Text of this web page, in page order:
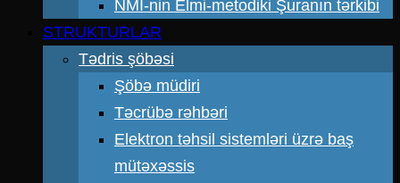
NMİ-nin Elmi-metodiki Şuranın tərkibi
STRUKTURLAR
Tədris şöbəsi
Şöbə müdiri
Təcrübə rəhbəri
Elektron təhsil sistemləri üzrə baş
mütəxəssis